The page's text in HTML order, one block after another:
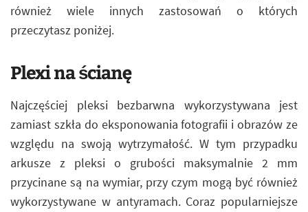
również wiele innych zastosowań o których
przeczytasz poniżej.
Plexi na ścianę
Najczęściej pleksi bezbarwna wykorzystywana jest
zamiast szkła do eksponowania fotografii i obrazów ze
względu na swoją wytrzymałość. W tym przypadku
arkusze z pleksi o grubości maksymalnie 2 mm
przycinane są na wymiar, przy czym mogą być również
wykorzystywane w antyramach. Coraz popularniejsze